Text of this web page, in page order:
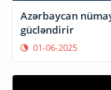
Azərbaycan
gücləndirir
01-06-2025